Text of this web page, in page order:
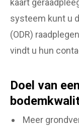
kaart
systeem kunt u
(ODR)
vindt u hun
Doel van
Meer